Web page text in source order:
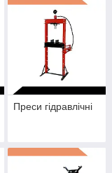
Преси гідравлічні